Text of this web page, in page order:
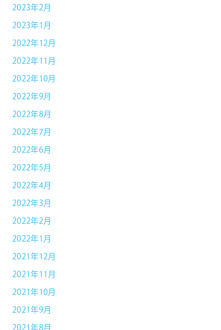
2023年2月
2023年1月
2022年12月
2022年11月
2022年10月
2022年9月
2022年8月
2022年7月
2022年6月
2022年5月
2022年4月
2022年3月
2022年2月
2022年1月
2021年12月
2021年11月
2021年10月
2021年9月